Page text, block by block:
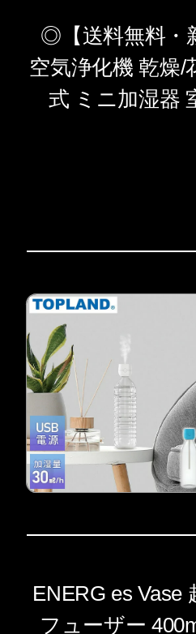
◎【送料無料・
空気浄化機 乾
式 ミニ加湿器
ENERG es Vase
フューザー